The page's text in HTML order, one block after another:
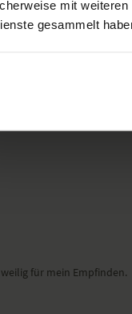
mit
gesammelt
eher statische
für mein Empfinden.